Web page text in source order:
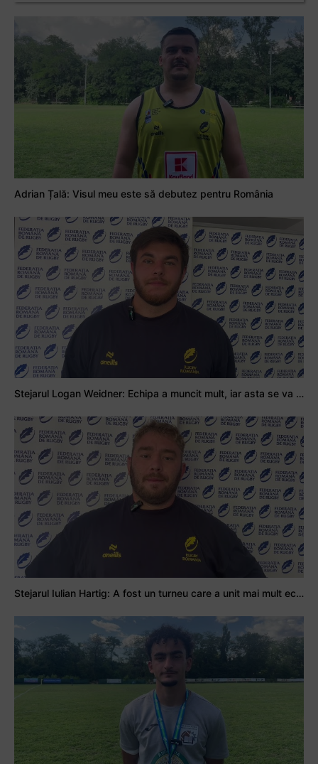
Adrian Țală: Visul meu este să debutez pentru România
Stejarul Logan Weidner: Echipa a muncit mult, iar asta se va vedea în meciurile de la Nations Cup
Stejarul Iulian Hartig: A fost un turneu care a unit mai mult echipa